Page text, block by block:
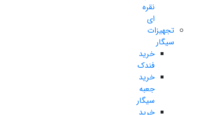
نقره
ای
تجهیزات
سیگار
خرید
فندک
خرید
جعبه
سیگار
خرید